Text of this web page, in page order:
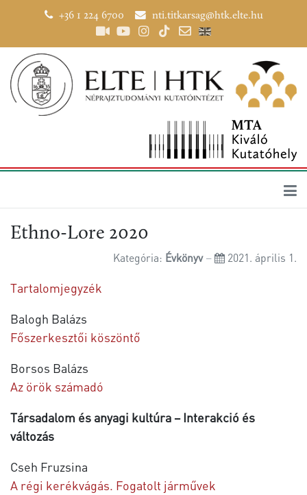
+36 1 224 6700 nti.titkarsag@htk.elte.hu
Ethno-Lore 2020
Kategória: Évkönyv 2021. április 1.
Tartalomjegyzék
Balogh Balázs
Főszerkesztői köszöntő
Borsos Balázs
Az örök számadó
Társadalom és anyagi kultúra – Interakció és
változás
Cseh Fruzsina
A régi kerékvágás. Fogatolt járművek